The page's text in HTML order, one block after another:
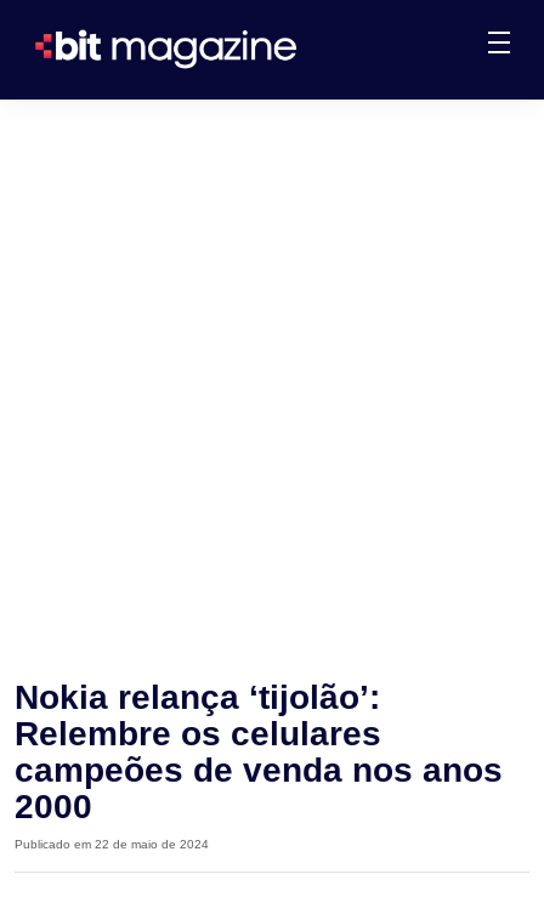
Nokia relança ‘tijolão’:
Relembre os celulares
campeões de venda nos anos
2000
Publicado em 22 de maio de 2024